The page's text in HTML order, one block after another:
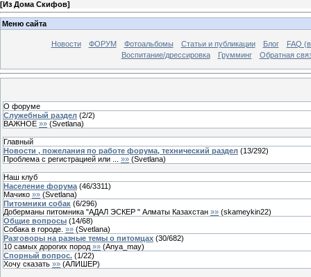
[Из Дома Скифов]
Меню сайта
Новости ФОРУМ Фотоальбомы Статьи и публикации Блог
FAQ
Воспитание/дрессировка
Грумминг Обратная
О форуме
Служебный раздел (2/2)
ВАЖНОЕ »» (Svetlana)
Главный
Новости , пожелания по работе форума, технический раздел (13/292)
Проблема с регистрацией или ...
»» (Svetlana)
Наш клуб
Население форума (46/3311 )
Мачико »» (Svetlana)
Питомники собак (6/296)
Доберманы питомника "АДАЛ ЭСКЕР " Алматы Казахстан »» (skameykin22)
Общие вопросы (14/68)
Собака в городе. »» (Svetlana)
Разговоры на разные темы о питомцах (30/682)
10 самых дорогих пород »» (Anya_may)
Спорный вопрос. (1 /22)
Хочу сказать »» (АЛИШЕР)